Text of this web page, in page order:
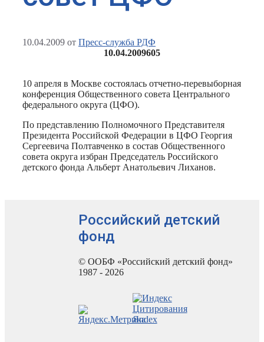
10.04.2009 от Пресс-служба РДФ
10.04.2009605
10 апреля в Москве состоялась отчетно-перевыборная
конференция Общественного совета Центрального
федерального округа (ЦФО).
По представлению Полномочного Представителя
Президента Российской Федерации в ЦФО Георгия
Сергеевича Полтавченко в состав Общественного
совета округа избран Председатель Российского
детского фонда Альберт Анатольевич Лиханов.
Российский детский
фонд
© ООБФ «Российский детский фонд»
1987 - 2026